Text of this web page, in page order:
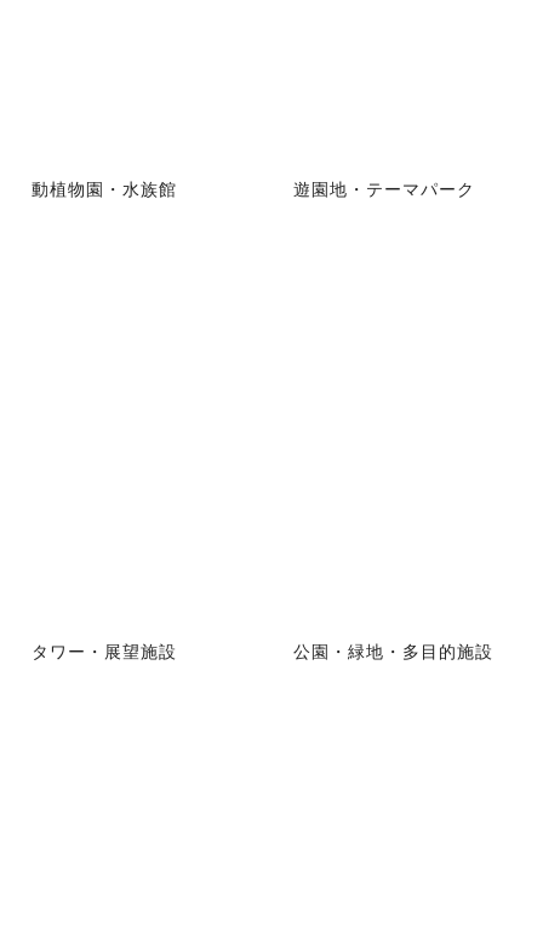
動植物園・水族館 遊園地・テーマパーク
タワー・展望施設 公園・緑地・多目的施設